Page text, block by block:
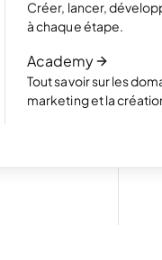
Créer, lancer,
à chaque étape.
Academy
Tout savoir sur les
marketing et la
avec un
vendre tes
Lire
campagnes par e-